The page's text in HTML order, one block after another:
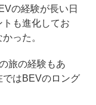
の経験が長い日
も進化してお
った。
旅の経験もあ
ではBEVのロング